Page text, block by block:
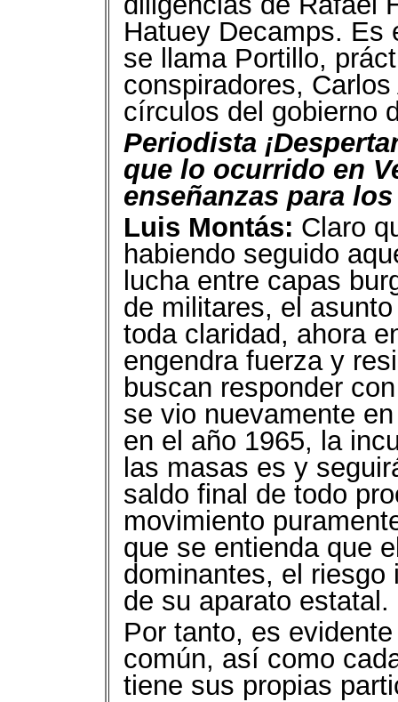
Hatuey Decamps. Es
se llama Portillo,
conspiradores,
círculos del gobierno
Periodista
que lo ocurrido en
enseñanzas para
Luis Montás: Claro
habiendo seguido
lucha entre capas
de militares, el
toda claridad, ahora
engendra fuerza y
buscan responder
se vio nuevamente
en el año 1965, la
las masas es y
saldo final de todo
movimiento
que se entienda que
dominantes, el riesgo
de su aparato estatal.
Por tanto, es
común, así como
tiene sus propias